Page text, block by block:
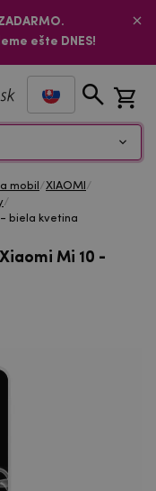
ešte DNES!
mobil /XIAOMI /
/
- biela kvetina
Mi 10 -